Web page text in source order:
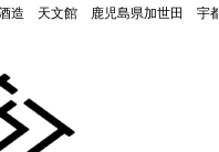
天文館 鹿児島県加世田 宇